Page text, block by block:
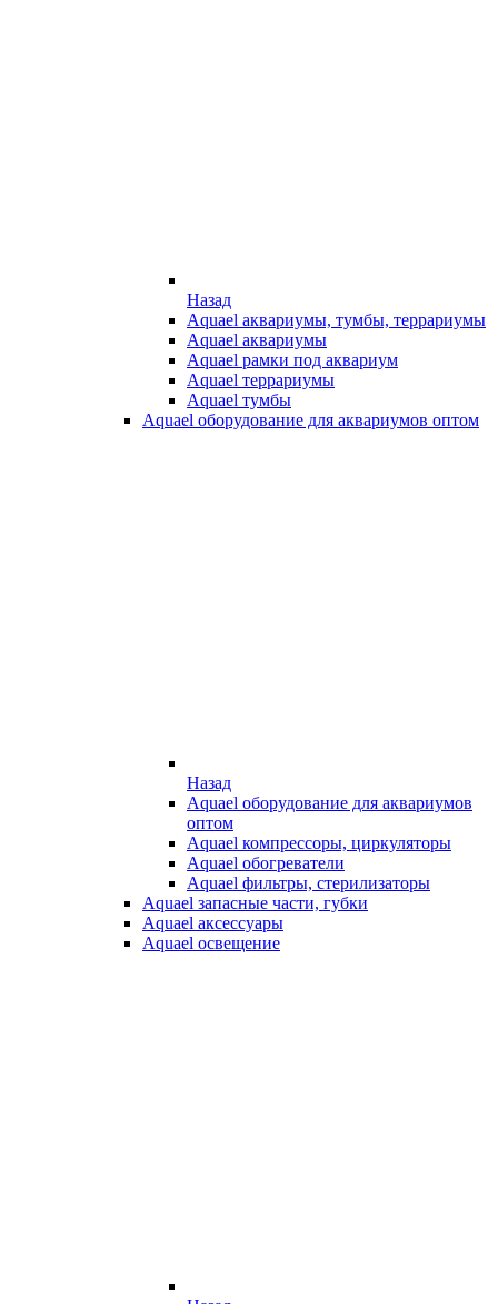
Назад
Aquael аквариумы, тумбы, террариумы
Aquael аквариумы
Aquael рамки под аквариум
Aquael террариумы
Aquael тумбы
Aquael оборудование для аквариумов оптом
Назад
Aquael оборудование для аквариумов
оптом
Aquael компрессоры, циркуляторы
Aquael обогреватели
Aquael фильтры, стерилизаторы
Aquael запасные части, губки
Aquael аксессуары
Aquael освещение